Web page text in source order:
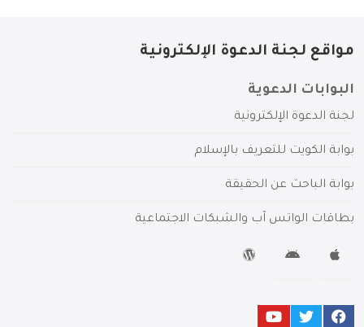
مواقع لجنة الدعوة الإلكترونية
البوابات الدعوية
لجنة الدعوة الإلكترونية
بوابة الكويت للتعريف بالإسلام
بوابة الباحث عن الحقيقة
بطاقات الواتس آب والشبكات الاجتماعية